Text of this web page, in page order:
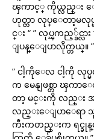
ၾကာင့္ ကိုယ္လည္း ေ
ဟုတ္တာ လုပ္ေတာ့မလုပ္ဖူ
င္း “ ” လုပ္ၾကည့္ခ်င္လ
ျပန္ေျပာလိုက္တယ္။
” ငါ့ကိုေလ ငါ့ကို လု
က မေနျဖစ္တာ ၾက
တာ့ မင္းကို လည္း အ
လည္းေျပာေရာ သူ
ကီးကတည္းက ရင္ခုန္ေန